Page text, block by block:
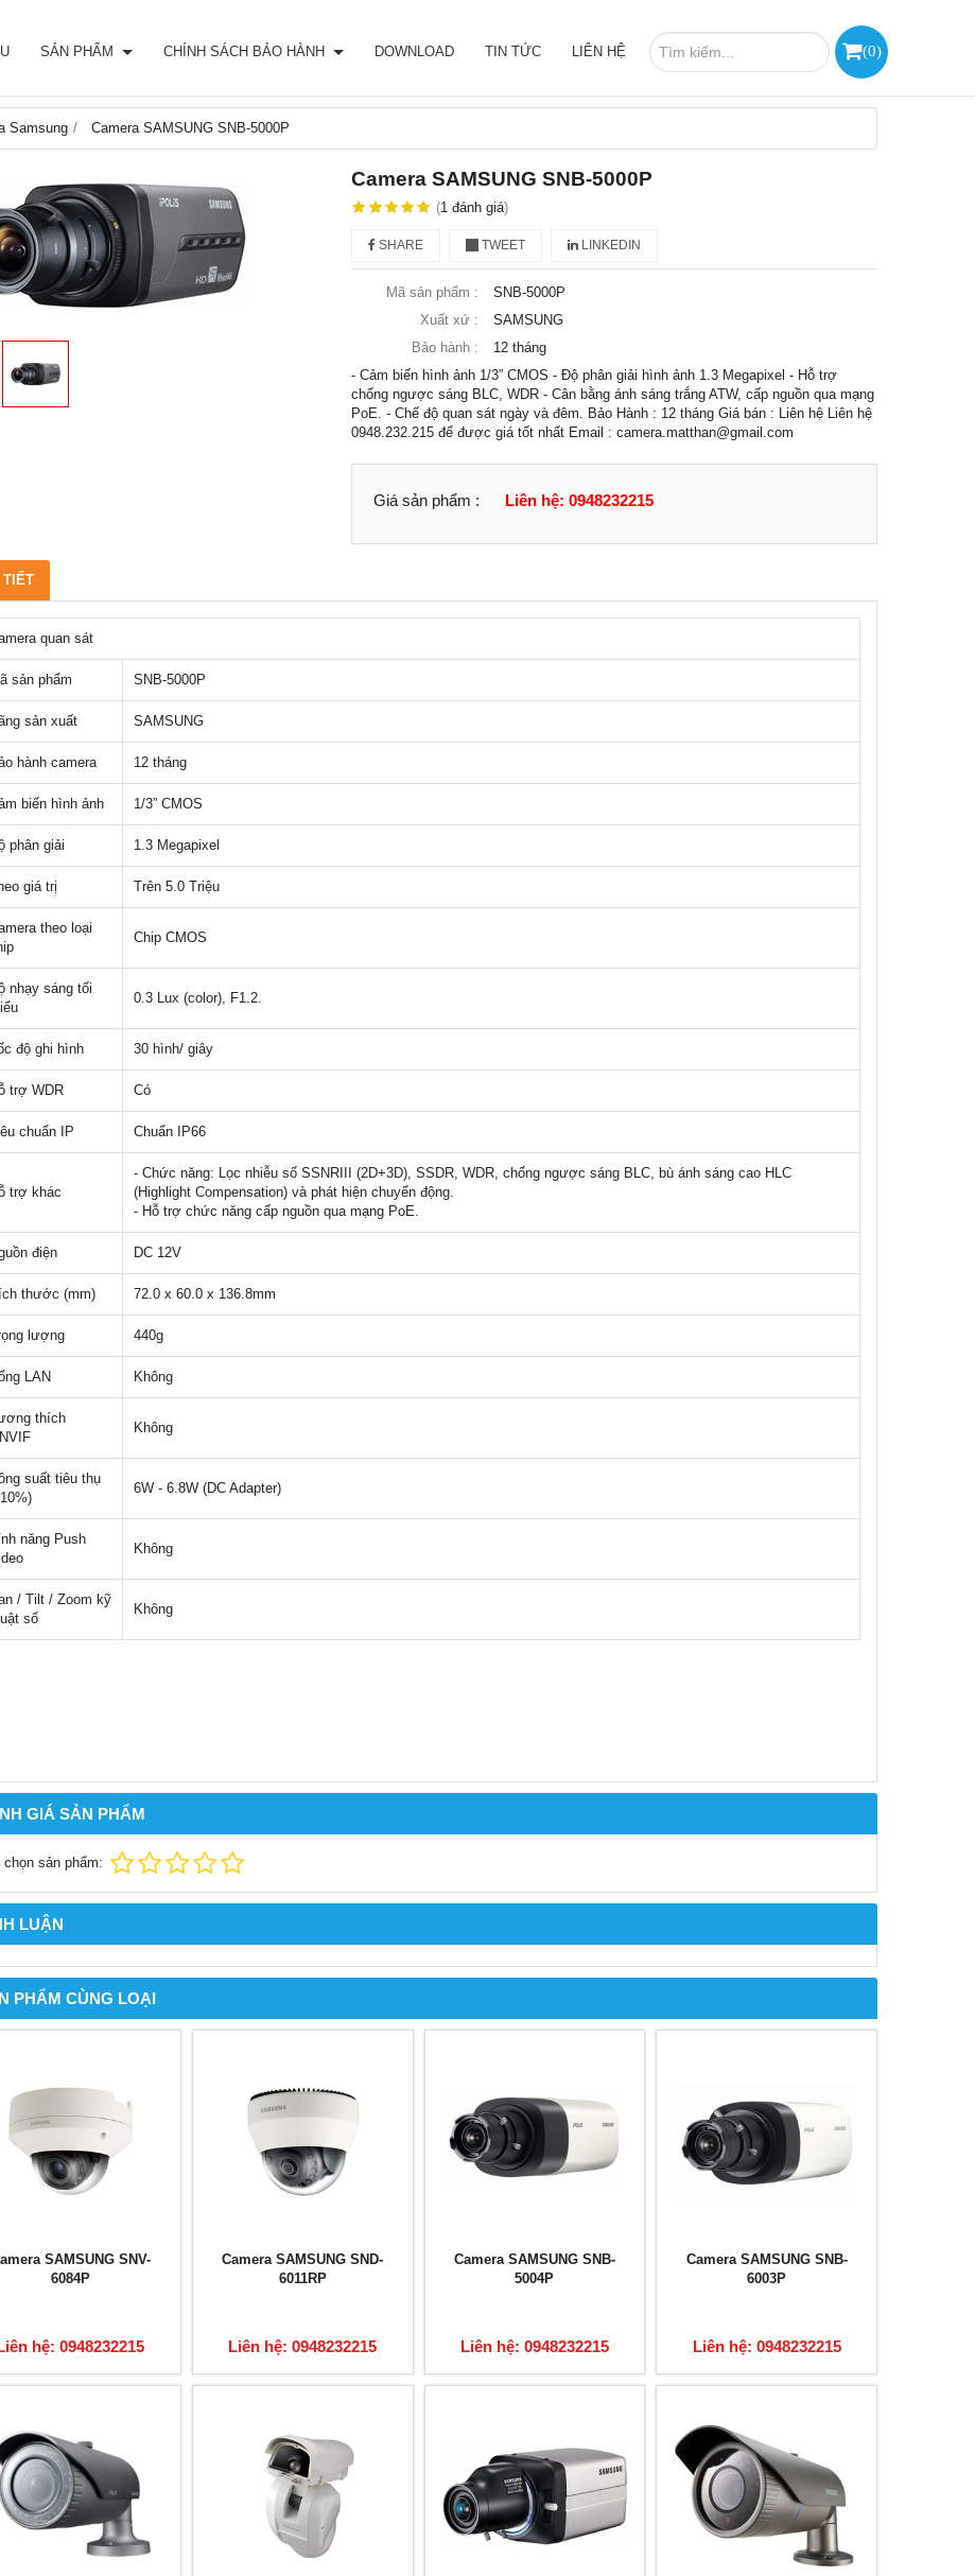
(0)
SẢN PHẨM CHÍNH SÁCH BẢO HÀNH DOWNLOAD TIN TỨC LIÊN HỆ
Samsung Camera SAMSUNG SNB-5000P
Camera SAMSUNG SNB-5000P
(1 đánh giá)
SHARE TWEET LINKEDIN
Mã sản phẩm :
SNB-5000P
Xuất xứ :
SAMSUNG
Bảo hành :
12 tháng
- Cảm biến hình ảnh 1/3” CMOS - Độ phân giải hình ảnh 1.3 Megapixel - Hỗ trợ
chống ngược sáng BLC, WDR - Cân bằng ánh sáng trắng ATW, cấp nguồn qua mạng
PoE. - Chế độ quan sát ngày và đêm. Bảo Hành : 12 tháng Giá bán : Liên hệ Liên hệ
0948.232.215 để được giá tốt nhất Email : camera.matthan@gmail.com
Giá sản phẩm : Liên hệ: 0948232215
TIẾT
quan sát
sản phẩm SNB-5000P
sản xuất SAMSUNG
hành camera 12 tháng
biến hình ảnh 1/3” CMOS
phân giải 1.3 Megapixel
giá trị Trên 5.0 Triệu
theo loại
Chip CMOS
nhạy sáng tối
0.3 Lux (color), F1.2.
độ ghi hình 30 hình/ giây
trợ WDR Có
chuẩn IP Chuẩn IP66
trợ khác
- Chức năng: Lọc nhiễu số SSNRIII (2D+3D), SSDR, WDR, chống ngược sáng BLC, bù ánh sáng cao HLC
(Highlight Compensation) và phát hiện chuyển động.
- Hỗ trợ chức năng cấp nguồn qua mạng PoE.
điện DC 12V
thước (mm) 72.0 x 60.0 x 136.8mm
lượng 440g
LAN Không
thích
Không
suất tiêu thụ
6W - 6.8W (DC Adapter)
năng Push
Không
/ Tilt / Zoom kỹ
số
Không
GIÁ SẢN PHẨM
chọn sản phẩm:
LUẬN
PHẨM CÙNG LOẠI
SAMSUNG SNV-
6084P
hệ: 0948232215
Camera SAMSUNG SND-
6011RP
Liên hệ: 0948232215
Camera SAMSUNG SNB-
5004P
Liên hệ: 0948232215
Camera SAMSUNG SNB-
6003P
Liên hệ: 0948232215